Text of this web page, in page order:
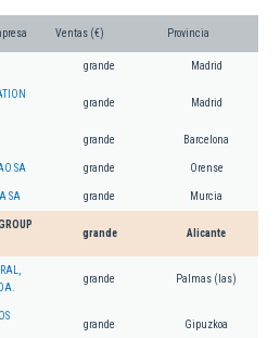
Ventas (€) Provincia
grande Madrid
grande Madrid
grande Barcelona
SA grande Orense
SA grande Murcia
grande Alicante
grande Palmas (las)
grande Gipuzkoa